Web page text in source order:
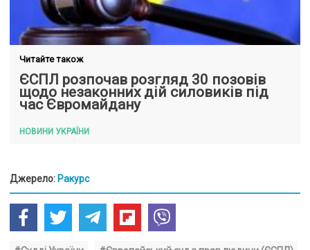
Читайте також
ЄСПЛ розпочав розгляд 30 позовів
щодо незаконних дій силовиків під
час Євромайдану
НОВИНИ УКРАЇНИ
Джерело: Ракурс